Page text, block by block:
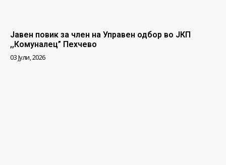
Јавен повик за член на Управен одбор во ЈКП
,,Комуналец” Пехчево
03 Јули, 2026